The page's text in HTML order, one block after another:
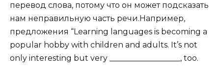
перевод слова, потому что он может подсказать
нам неправильную часть речи.Например,
предложения “Learning languages is becoming a
popular hobby with children and adults. It’s not
only interesting but very __________________, too.